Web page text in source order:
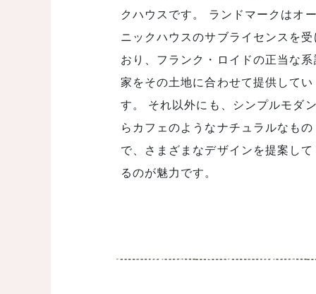
クハウスです。 ランドマークはオーガ
ニックハウスのサブライセンスを
おり、フランク・ロイドの正当な
家をその土地に合わせて提供して
す。 それ以外にも、シンプルモダンか
らカフェのようなナチュラルなも
で、さまざまなデザインを提案し
るのが魅力です。